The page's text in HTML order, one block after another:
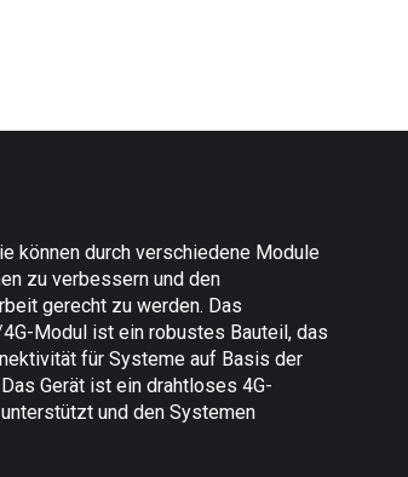
können durch verschiedene Module
zu verbessern und den
gerecht zu werden. Das
Modul ist ein robustes Bauteil, das
für Systeme auf Basis der
Gerät ist ein drahtloses 4G-
und den Systemen